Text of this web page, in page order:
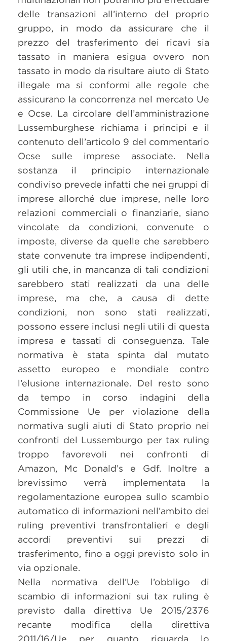
delle transazioni all’interno del proprio
gruppo, in modo da assicurare che il
prezzo del trasferimento dei ricavi sia
tassato in maniera esigua ovvero non
tassato in modo da risultare aiuto di Stato
illegale ma si conformi alle regole che
assicurano la concorrenza nel mercato Ue
e Ocse. La circolare dell’amministrazione
Lussemburghese richiama i principi e il
contenuto dell’articolo 9 del commentario
Ocse sulle imprese associate. Nella
sostanza il principio internazionale
condiviso prevede infatti che nei gruppi di
imprese allorché due imprese, nelle loro
relazioni commerciali o finanziarie, siano
vincolate da condizioni, convenute o
imposte, diverse da quelle che sarebbero
state convenute tra imprese indipendenti,
gli utili che, in mancanza di tali condizioni
sarebbero stati realizzati da una delle
imprese, ma che, a causa di dette
condizioni, non sono stati realizzati,
possono essere inclusi negli utili di questa
impresa e tassati di conseguenza. Tale
normativa è stata spinta dal mutato
assetto europeo e mondiale contro
l’elusione internazionale. Del resto sono
da tempo in corso indagini della
Commissione Ue per violazione della
normativa sugli aiuti di Stato proprio nei
confronti del Lussemburgo per tax ruling
troppo favorevoli nei confronti di
Amazon, Mc Donald’s e Gdf. Inoltre a
brevissimo verrà implementata la
regolamentazione europea sullo scambio
automatico di informazioni nell’ambito dei
ruling preventivi transfrontalieri e degli
accordi preventivi sui prezzi di
trasferimento, fino a oggi previsto solo in
via opzionale.
Nella normativa dell’Ue l’obbligo di
scambio di informazioni sui tax ruling è
previsto dalla direttiva Ue 2015/2376
recante modifica della direttiva
2011/16/Ue per quanto riguarda lo